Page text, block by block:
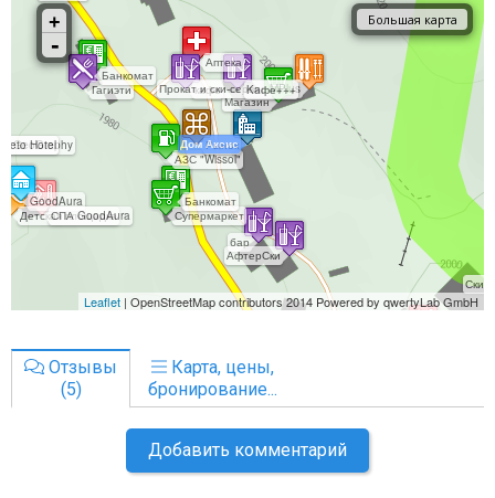
Отзывы
(5)
Карта, цены,
бронирование...
Добавить комментарий